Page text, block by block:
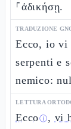
⸀ἀδικήσῃ.
TRADUZIONE
Ecco, io vi
serpenti e
nemico:
LETTURA
Eccoⓘ, vi